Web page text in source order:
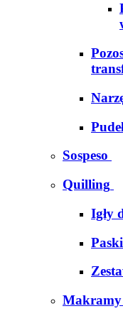
Sospeso
Quilling
Igły
Makramy